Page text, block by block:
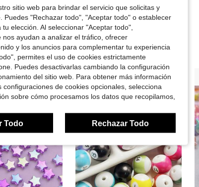
sitio web para brindar el servicio que solicitas y
"Rechazar todo", "Aceptar todo" o establecer
elección. Al seleccionar "Aceptar todo",
ayudan a analizar el tráfico, ofrecer
y los anuncios para complementar tu experiencia
permites el uso de cookies estrictamente
Puedes desactivarlas cambiando la configuración
del sitio web. Para obtener más información
de cookies opcionales, selecciona
sobre cómo procesamos los datos que recopilamos,
Todo Rechazar Todo